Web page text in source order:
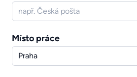
Místo práce